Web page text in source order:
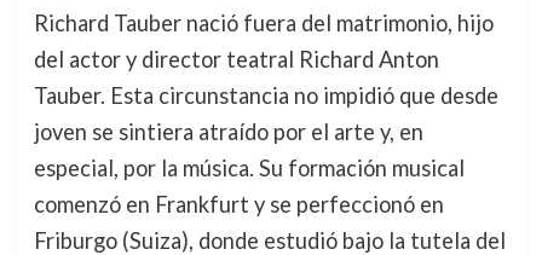
Richard Tauber nació fuera del matrimonio, hijo
del actor y director teatral Richard Anton
Tauber. Esta circunstancia no impidió que desde
joven se sintiera atraído por el arte y, en
especial, por la música. Su formación musical
comenzó en Frankfurt y se perfeccionó en
Friburgo (Suiza), donde estudió bajo la tutela del